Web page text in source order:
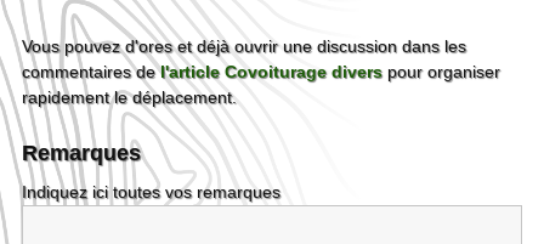
Vous pouvez d'ores et déjà ouvrir une discussion dans les
commentaires del'article Covoiturage divers pour organiser
rapidement le déplacement.
Remarques
Indiquez ici toutes vos remarques